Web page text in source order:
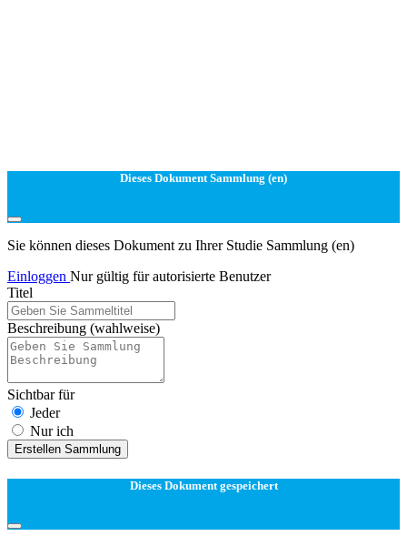
Dieses Dokument Sammlung (en)
Sie können dieses Dokument zu Ihrer Studie Sammlung (en)
Einloggen Nur gültig für autorisierte Benutzer
Titel
Beschreibung (wahlweise)
Sichtbar für
Jeder
Nur ich
Erstellen Sammlung
Dieses Dokument gespeichert